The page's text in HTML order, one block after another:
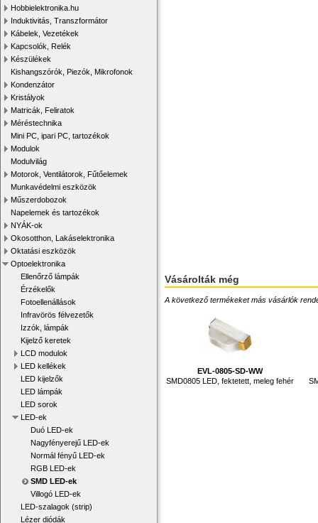
Hobbielektronika.hu
Induktivitás, Transzformátor
Kábelek, Vezetékek
Kapcsolók, Relék
Készülékek
Kishangszórók, Piezók, Mikrofonok
Kondenzátor
Kristályok
Matricák, Feliratok
Méréstechnika
Mini PC, ipari PC, tartozékok
Modulok
Modulvilág
Motorok, Ventilátorok, Fűtőelemek
Munkavédelmi eszközök
Műszerdobozok
Napelemek és tartozékok
NYÁK-ok
Okosotthon, Lakáselektronika
Oktatási eszközök
Optoelektronika
Ellenőrző lámpák
Érzékelők
Fotoellenállások
Infravörös félvezetők
Izzók, lámpák
Kijelző keretek
LCD modulok
LED kellékek
LED kijelzők
LED lámpák
LED sorok
LED-ek
Duó LED-ek
Nagyfényerejű LED-ek
Normál fényű LED-ek
RGB LED-ek
SMD LED-ek
Villogó LED-ek
LED-szalagok (strip)
Lézer diódák
Vásárolták még
A következő termékeket más vásárlók
EVL-0805-SD-WW
SMD0805 LED, fektetett, meleg fehér